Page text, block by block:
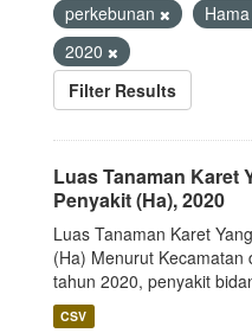
perkebunan
2020
Filter Results
Luas Tanaman Karet
Penyakit (Ha), 2020
Luas Tanaman Karet
(Ha) Menurut Kecamatan
tahun 2020, penyakit
CSV